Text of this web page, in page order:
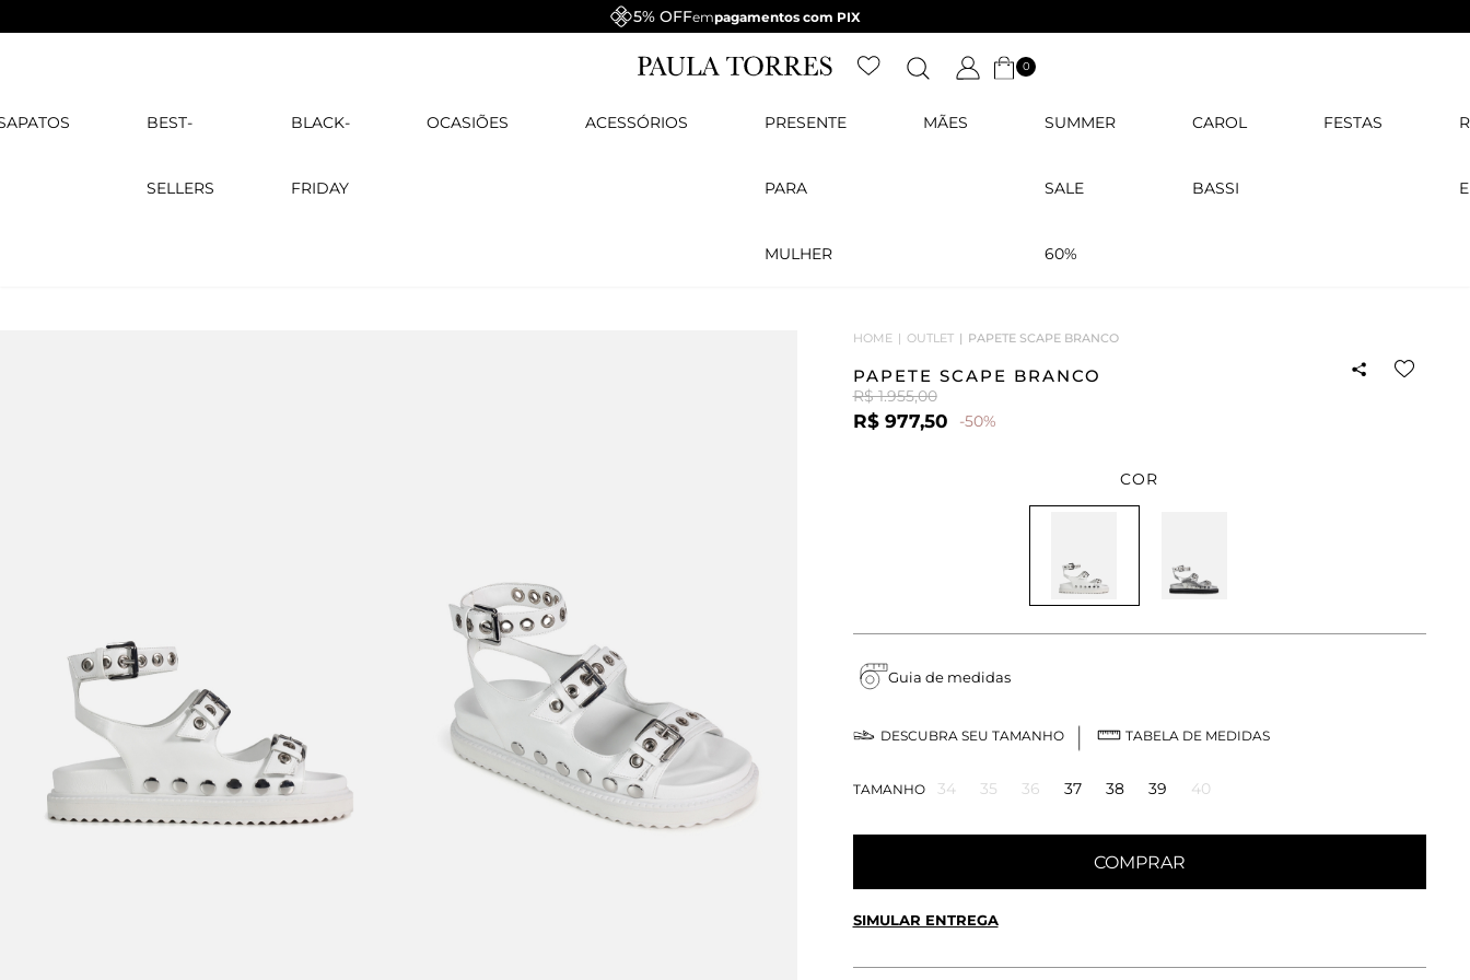
5% OFFempagamentos com PIX
0
BEST-
SELLERS
BLACK-
FRIDAY
OCASIÕES ACESSÓRIOS PRESENTE
PARA
MULHER
MÃES SUMMER
SALE
60%
CAROL
BASSI
FESTAS
HOME OUTLET PAPETE SCAPE BRANCO
PAPETE SCAPE BRANCO
R$ 1.955,00
R$ 977,50 -50%
COR
Guia de medidas
DESCUBRA SEU TAMANHO TABELA DE MEDIDAS
TAMANHO 34 35 36 37 38 39 40
COMPRAR
SIMULAR ENTREGA